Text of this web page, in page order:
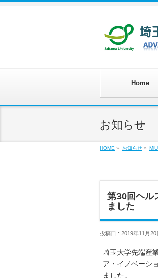
Home
お知らせ
HOME » お知らせ » MiU
第30回ヘル
ました
投稿日 : 2019年11月
埼玉大学先端産
ア・イノベーシ
ました。